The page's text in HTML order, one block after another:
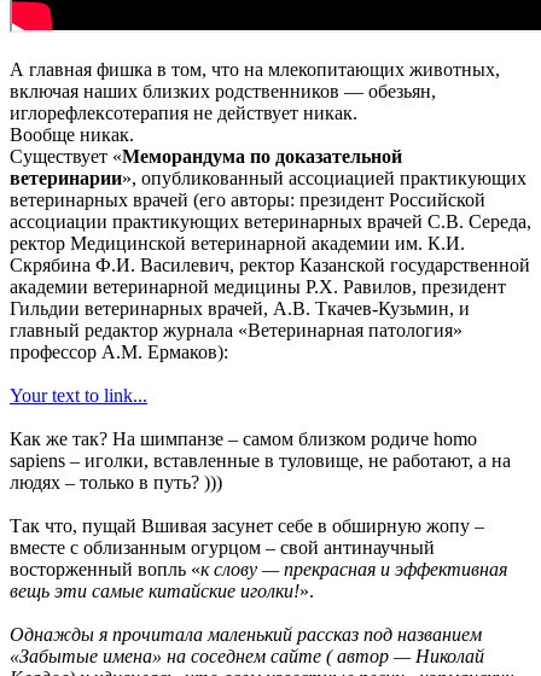
А главная фишка в том, что на млекопитающих животных,
включая наших близких родственников — обезьян,
иглорефлексотерапия не действует никак.
Вообще никак.
Существует «Меморандума по доказательной
ветеринарии», опубликованный ассоциацией практикующих
ветеринарных врачей (его авторы: президент Российской
ассоциации практикующих ветеринарных врачей С.В. Середа,
ректор Медицинской ветеринарной академии им. К.И.
Скрябина Ф.И. Василевич, ректор Казанской государственной
академии ветеринарной медицины Р.Х. Равилов, президент
Гильдии ветеринарных врачей, А.В. Ткачев-Кузьмин, и
главный редактор журнала «Ветеринарная патология»
профессор А.М. Ермаков):
Your text to link...
Как же так? На шимпанзе – самом близком родиче homo
sapiens – иголки, вставленные в туловище, не работают, а на
людях – только в путь? )))
Так что, пущай Вшивая засунет себе в обширную жопу –
вместе с облизанным огурцом – свой антинаучный
восторженный вопль «к слову — прекрасная и эффективная
вещь эти самые китайские иголки!».
Однажды я прочитала маленький рассказ под названием
«Забытые имена» на соседнем сайте ( автор — Николай